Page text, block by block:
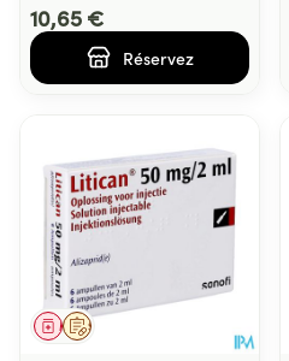
10,65 €
Réservez
Sur prescription
Médicament